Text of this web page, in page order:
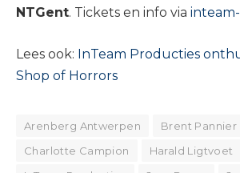
NTGent. Tickets en info via
Lees ook: InTeam Producties
Shop of Horrors
Arenberg Antwerpen
Brent Pannier
Charlotte Campion
Harald Ligtvoet